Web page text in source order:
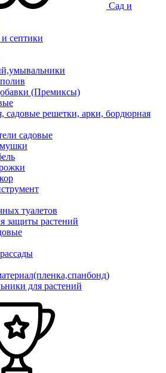
Сад и
септики
(Премиксы)
садовые решетки, арки, бордюрная
садовые
туалетов
защиты растений
для растений